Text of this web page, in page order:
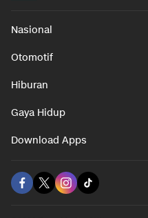
Nasional
Otomotif
Hiburan
Gaya Hidup
Download Apps